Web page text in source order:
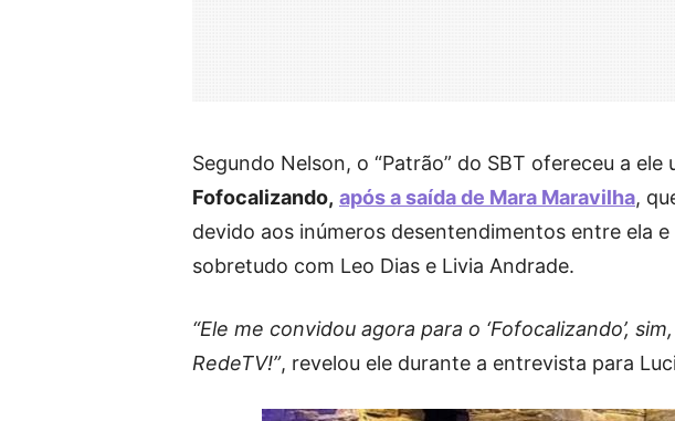
Segundo Nelson, o “Patrão” do SBT ofereceu a
Fofocalizando, após a saída de Mara Maravilha,
devido aos inúmeros desentendimentos entre ela
sobretudo com Leo Dias e Livia Andrade.
“Ele me convidou agora para o ‘Fofocalizando’,
RedeTV!”, revelou ele durante a entrevista para